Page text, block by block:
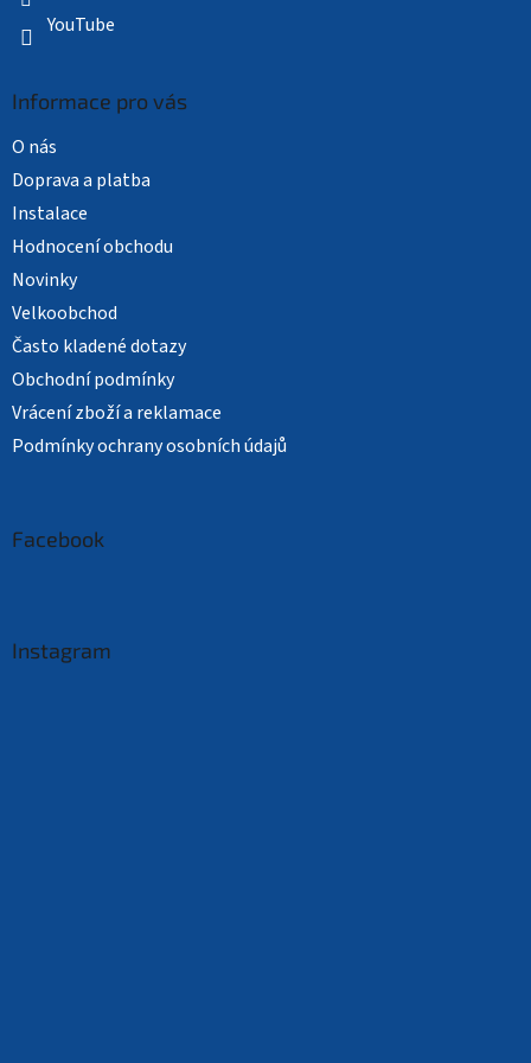
YouTube
Informace pro vás
O nás
Doprava a platba
Instalace
Hodnocení obchodu
Novinky
Velkoobchod
Často kladené dotazy
Obchodní podmínky
Vrácení zboží a reklamace
Podmínky ochrany osobních údajů
Facebook
Instagram